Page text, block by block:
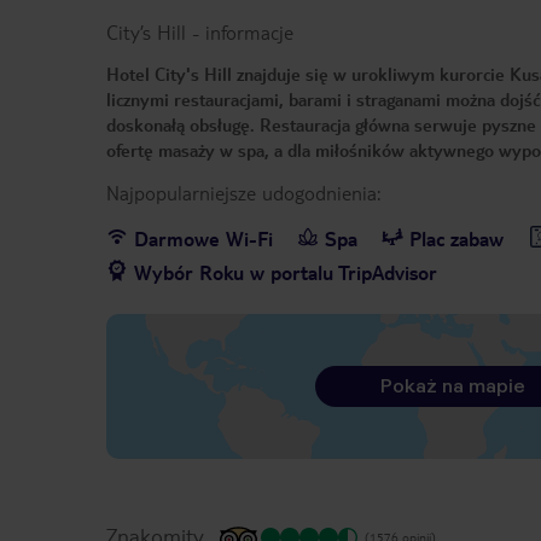
City’s Hill - informacje
Hotel City's Hill znajduje się w urokliwym kurorcie
licznymi restauracjami, barami i straganami można
doskonałą obsługę. Restauracja główna serwuje
ofertę masaży w spa, a dla miłośników aktywnego
Najpopularniejsze udogodnienia:
Darmowe Wi-Fi
Spa Plac zabaw
Wybór Roku w portalu TripAdvisor
Pokaż na mapie
(1576 opinii)